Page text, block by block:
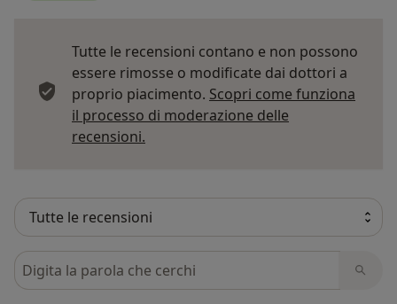
Tutte le recensioni contano e non possono
essere rimosse o modificate dai dottori a
proprio piacimento. Scopri come funziona
il processo di moderazione delle
recensioni.
Cerca nelle recensioni